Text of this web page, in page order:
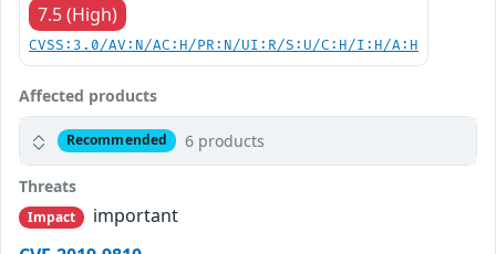
7.5 (High)
CVSS:3.0/AV:N/AC:H/PR:N/UI:R/S:U/C:H/I:H/A:H
Affected products
Recommended 6 products
Threats
Impact
important